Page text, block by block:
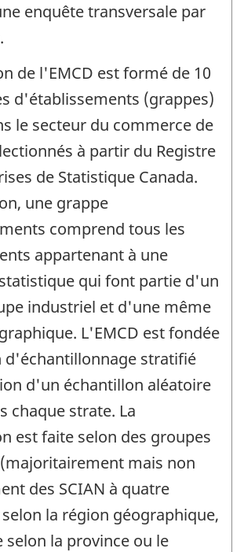
enquête transversale par
de l'EMCD est formé de 10
d'établissements (grappes)
le secteur du commerce de
à partir du Registre
de Statistique Canada.
une grappe
comprend tous les
appartenant à une
qui font partie d'un
industriel et d'une même
L'EMCD est fondée
d'échantillonnage stratifié
d'un échantillon aléatoire
chaque strate. La
est faite selon des groupes
mais non
des SCIAN à quatre
la région géographique,
selon la province ou le